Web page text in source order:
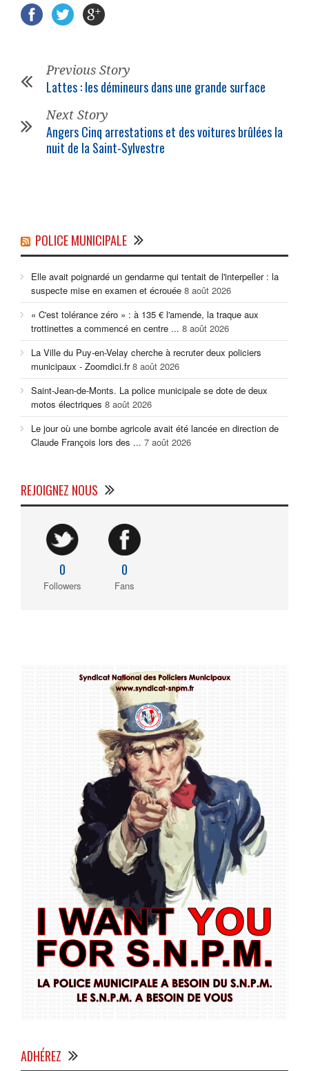
Previous Story
Lattes : les démineurs dans une grande surface
Next Story
Angers Cinq arrestations et des voitures brûlées la
nuit de la Saint-Sylvestre
POLICE MUNICIPALE
Elle avait poignardé un gendarme qui tentait de l'interpeller : la
suspecte mise en examen et écrouée 8 août 2026
« C'est tolérance zéro » : à 135 € l'amende, la traque aux
trottinettes a commencé en centre ... 8 août 2026
La Ville du Puy-en-Velay cherche à recruter deux policiers
municipaux - Zoomdici.fr 8 août 2026
Saint-Jean-de-Monts. La police municipale se dote de deux
motos électriques 8 août 2026
Le jour où une bombe agricole avait été lancée en direction de
Claude François lors des ... 7 août 2026
REJOIGNEZ NOUS
0
Followers
0
Fans
ADHÉREZ